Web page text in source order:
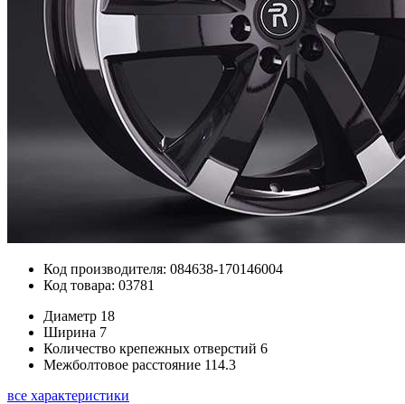
Код производителя: 084638-170146004
Код товара: 03781
Диаметр 18
Ширина 7
Количество крепежных отверстий 6
Межболтовое расстояние 114.3
все характеристики